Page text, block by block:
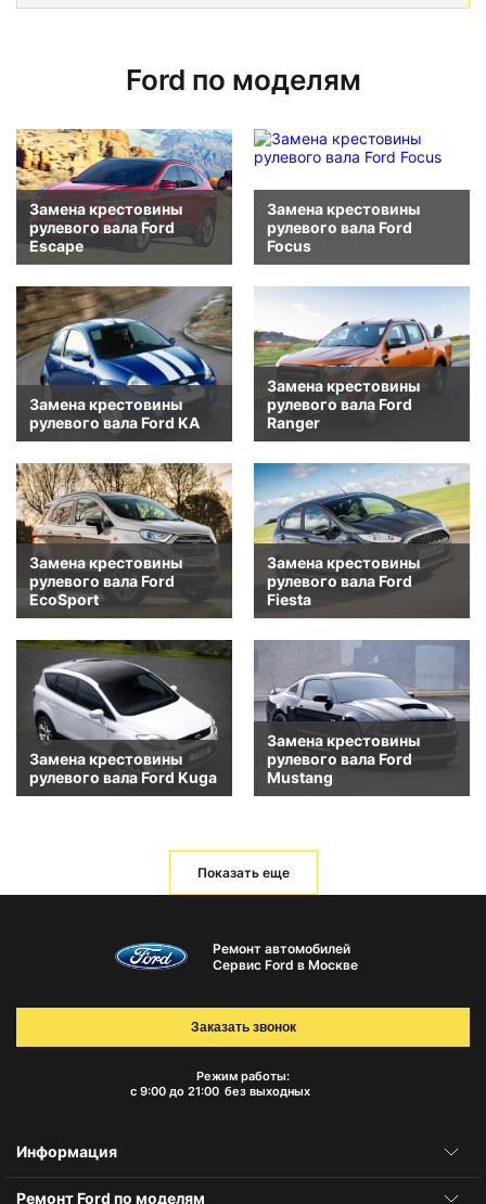
Ford по моделям
Замена крестовины
рулевого вала Ford
Escape
Замена крестовины
рулевого вала Ford
Focus
Замена крестовины
рулевого вала Ford KA
Замена крестовины
рулевого вала Ford
Ranger
Замена крестовины
рулевого вала Ford
EcoSport
Замена крестовины
рулевого вала Ford
Fiesta
Замена крестовины
рулевого вала Ford Kuga
Замена крестовины
рулевого вала Ford
Mustang
Показать еще
Ремонт автомобилей
Сервис Ford в Москве
Режим работы:
с 9:00 до 21:00 без выходных
Заказать звонок
Информация
Ремонт Ford по моделям